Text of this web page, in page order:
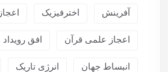
آفرینش اخترفیزیک
اعجاز علمی قرآن افق رویداد
انبساط جهان انرژی تاریک